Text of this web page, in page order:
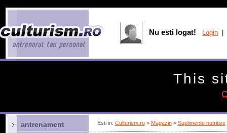
Esti in: Culturism.ro> Magazin> Suplimente nutritive
antrenament
Nu esti logat! Login
This